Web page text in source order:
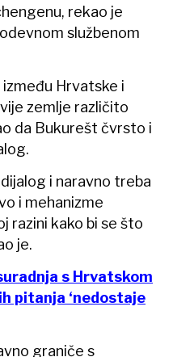
rekao je
službenom
Hrvatske i
zemlje različito
da Bukurešt čvrsto i
i naravno treba
i mehanizme
razini kako bi se što
je.
s Hrvatskom
pitanja ‘nedostaje
graniče s